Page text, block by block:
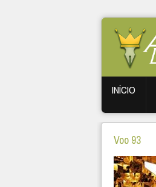
INÍCIO
Voo 93